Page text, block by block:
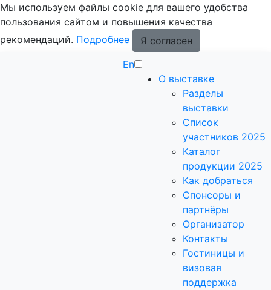
Мы используем файлы cookie для вашего удобства
пользования сайтом и повышения качества
рекомендаций. Подробнее
Я согласен
En
О выставке
Разделы
выставки
Список
участников 2025
Каталог
продукции 2025
Как добраться
Спонсоры и
партнёры
Организатор
Контакты
Гостиницы и
визовая
поддержка